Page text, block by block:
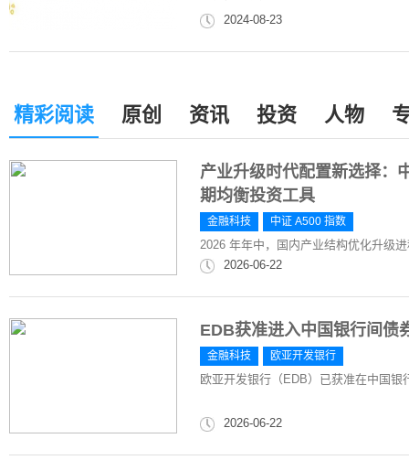
2024-08-23
精彩阅读 原创 资讯 投资 人物
产业升级时代配置新选择：
期均衡投资工具
金融科技 中证 A500 指数
2026 年年中，国内产业结构优化升级
2026-06-22
EDB获准进入中国银行间债
金融科技 欧亚开发银行
欧亚开发银行（EDB）已获准在中国
2026-06-22